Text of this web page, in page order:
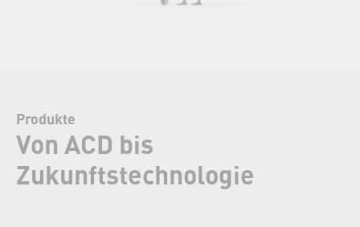
Produkte
Von ACD bis
Zukunftstechnologie